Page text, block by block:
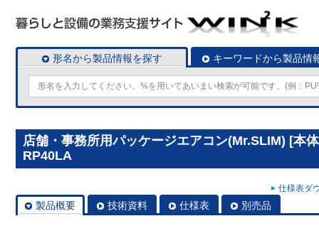
形名から製品情報を探す キーワードから製品情
店舗・事務所用パッケージエアコン(Mr.SLIM) [本
RP40LA
仕様表ダ
製品概要 技術資料 仕様表 別売品